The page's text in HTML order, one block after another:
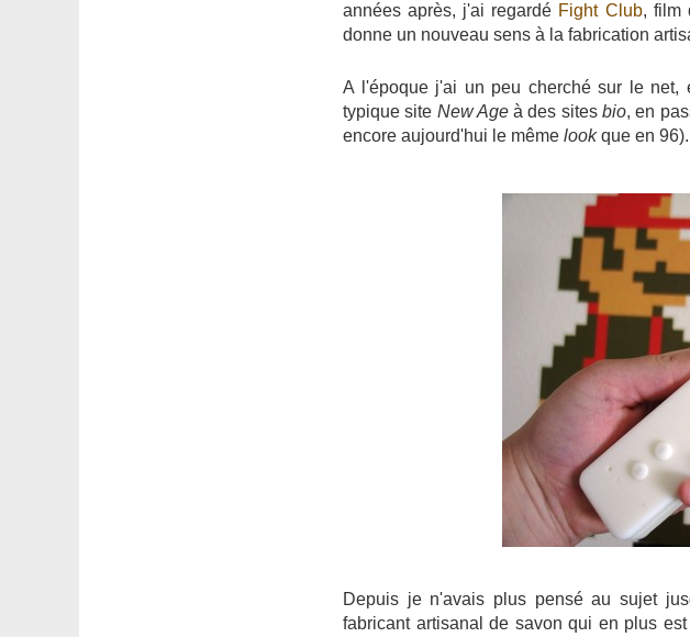
années après, j'ai regardé Fight Club, film
donne un nouveau sens à la fabrication
A l'époque j'ai un peu cherché sur le
typique site New Ageà des sitesbio, en
encore aujourd'hui le même lookque en 96).
Depuis je n'avais plus pensé au sujet
fabricant artisanal de savon qui en plus